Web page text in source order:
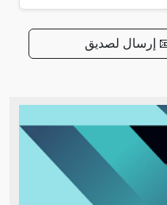
إرسال لصديق